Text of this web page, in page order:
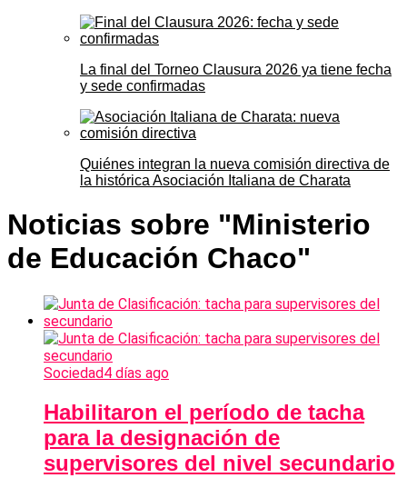
La final del Torneo Clausura 2026 ya tiene fecha
y sede confirmadas
Quiénes integran la nueva comisión directiva de
la histórica Asociación Italiana de Charata
Noticias sobre "Ministerio
de Educación Chaco"
Sociedad4 días ago
Habilitaron el período de tacha
para la designación de
supervisores del nivel secundario